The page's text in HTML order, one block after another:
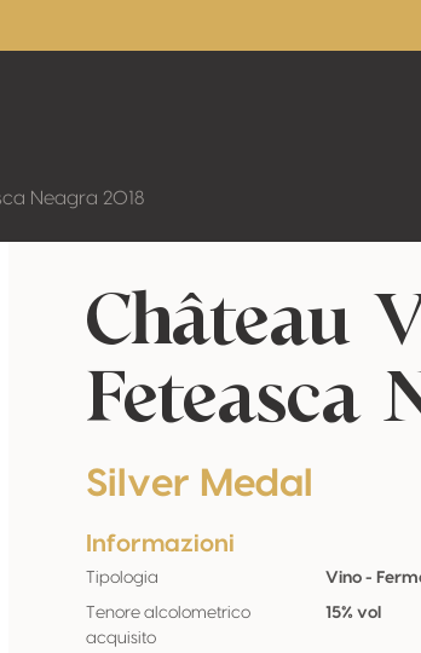
Neagra 2018
Château
Feteasca
Silver Medal
Informazioni
Tipologia Vino -
Tenore alcolometrico
acquisito
15% vol